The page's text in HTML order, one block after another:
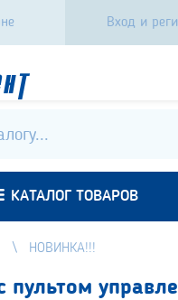
Вход и
КАТАЛОГ ТОВАРОВ
НОВИНКА!!!
пультом